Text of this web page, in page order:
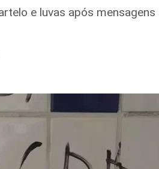
e luvas após